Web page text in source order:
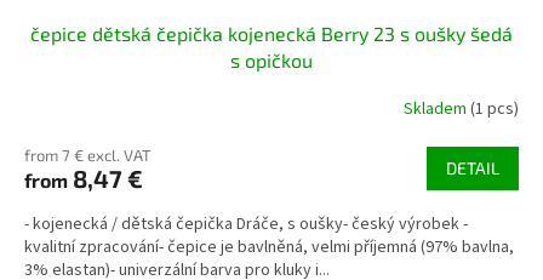
čepice dětská čepička kojenecká Berry 23 s oušky šedá
s opičkou
Skladem (1 pcs)
from 7 € excl. VAT
from 8,47 € DETAIL
- kojenecká / dětská čepička Dráče, s oušky- český výrobek -
kvalitní zpracování- čepice je bavlněná, velmi příjemná (97% bavlna,
3% elastan)- univerzální barva pro kluky i...